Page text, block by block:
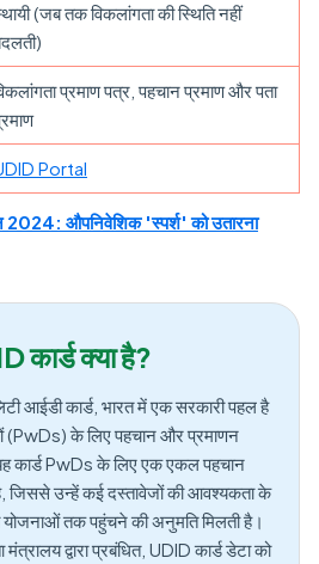
(जब तक विकलांगता की स्थिति नहीं
प्रमाण पत्र, पहचान प्रमाण और पता
Portal
2024: औपनिवेशिक 'स्पर्श' को उतारना
कार्ड क्या है?
आईडी कार्ड, भारत में एक सरकारी पहल है
(PwDs) के लिए पहचान और प्रमाणन
कार्ड PwDs के लिए एक एकल पहचान
जिससे उन्हें कई दस्तावेजों की आवश्यकता के
योजनाओं तक पहुंचने की अनुमति मिलती है।
द्वारा प्रबंधित, UDID कार्ड डेटा को